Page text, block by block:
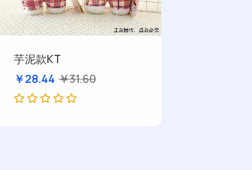
芋泥款KT
￥28.44 ￥31.60